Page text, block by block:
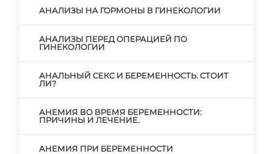
АНАЛИЗЫ НА ГОРМОНЫ В ГИНЕКОЛОГИИ
АНАЛИЗЫ ПЕРЕД ОПЕРАЦИЕЙ ПО
ГИНЕКОЛОГИИ
АНАЛЬНЫЙ СЕКС И БЕРЕМЕННОСТЬ. СТОИТ
ЛИ?
АНЕМИЯ ВО ВРЕМЯ БЕРЕМЕННОСТИ:
ПРИЧИНЫ И ЛЕЧЕНИЕ.
АНЕМИЯ ПРИ БЕРЕМЕННОСТИ